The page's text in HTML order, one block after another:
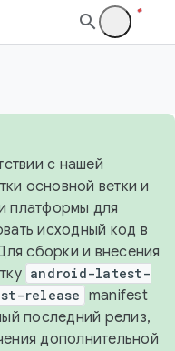
с нашей
основной ветки и
платформы для
исходный код в
сборки и внесения
android-latest-
release manifest
последний релиз,
дополнительной